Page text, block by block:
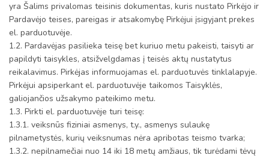
yra Šalims privalomas teisinis dokumentas, kuris nustato Pirkėjo ir
Pardavėjo teises, pareigas ir atsakomybę Pirkėjui įsigyjant prekes
el. parduotuvėje.
1.2. Pardavėjas pasilieka teisę bet kuriuo metu pakeisti, taisyti ar
papildyti taisykles, atsižvelgdamas į teisės aktų nustatytus
reikalavimus. Pirkėjas informuojamas el. parduotuvės tinklalapyje.
Pirkėjui apsiperkant el. parduotuvėje taikomos Taisyklės,
galiojančios užsakymo pateikimo metu.
1.3. Pirkti el. parduotuvėje turi teisę:
1.3.1. veiksnūs fiziniai asmenys, t.y., asmenys sulaukę
pilnametystės, kurių veiksnumas nėra apribotas teismo tvarka;
1.3.2. nepilnamečiai nuo 14 iki 18 metų amžiaus, tik turėdami tėvų